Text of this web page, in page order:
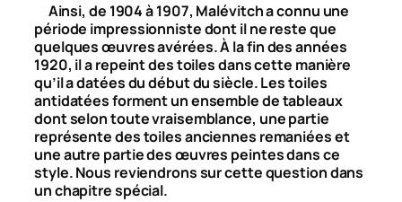
Ainsi, de 1904 à 1907, Malévitch a connu une
période impressionniste dont il ne reste que
quelques œuvres avérées. À la fin des années
1920, il a repeint des toiles dans cette manière
qu’il a datées du début du siècle. Les toiles
antidatées forment un ensemble de tableaux
dont selon toute vraisemblance, une partie
représente des toiles anciennes remaniées et
une autre partie des œuvres peintes dans ce
style. Nous reviendrons sur cette question dans
un chapitre spécial.